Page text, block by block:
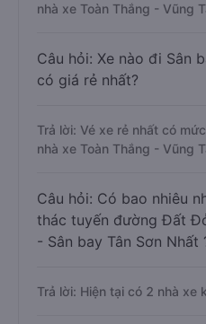
nhà xe Toàn Thắng - Vũng
Câu hỏi: Xe nào đi Sân
có giá rẻ nhất?
Trả lời: Vé xe rẻ nhất có
nhà xe Toàn Thắng - Vũng
Câu hỏi: Có bao nhiêu
thác tuyến đường Đất
- Sân bay Tân Sơn Nhất
Trả lời: Hiện tại có 2 nhà xe